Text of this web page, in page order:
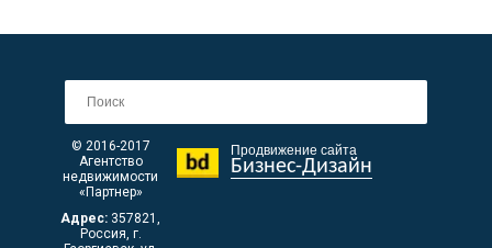
Продвижение сайта
Бизнес-Дизайн
© 2016-2017
Агентство
недвижимости
«Партнер»
Адрес: 357821 ,
Россия, г.